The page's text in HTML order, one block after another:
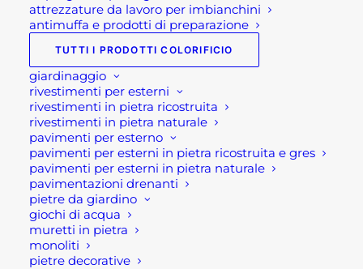
attrezzature da lavoro per imbianchini
antimuffa e prodotti di preparazione
TUTTI I PRODOTTI COLORIFICIO
giardinaggio
rivestimenti per esterni
rivestimenti in pietra ricostruita
rivestimenti in pietra naturale
pavimenti per esterno
pavimenti per esterni in pietra ricostruita e gres
pavimenti per esterni in pietra naturale
pavimentazioni drenanti
pietre da giardino
giochi di acqua
muretti in pietra
monoliti
pietre decorative
Articoli recenti
Chiusure estive 2026: gli orari dei punti vendita Rota
Commerciale e aggiornamenti sulle spedizioni
Il tuo outdoor cambia volto: arrivano le super offerte
sull’arredo giardino!
Nuovi orari di apertura per il punto vendita di Brembate di
Sopra
Arredo giardino a Ponte San Pietro: nuovi orari pomeridiani
da aprile a giugno